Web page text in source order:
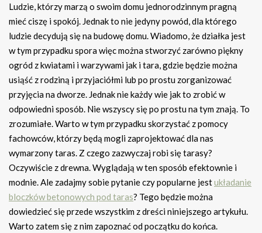
Ludzie, którzy marzą o swoim domu jednorodzinnym pragną
mieć ciszę i spokój. Jednak to nie jedyny powód, dla którego
ludzie decydują się na budowę domu. Wiadomo, że działka jest
w tym przypadku spora więc można stworzyć zarówno piękny
ogród z kwiatami i warzywami jak i tara, gdzie będzie można
usiąść z rodziną i przyjaciółmi lub po prostu zorganizować
przyjęcia na dworze. Jednak nie każdy wie jak to zrobić w
odpowiedni sposób. Nie wszyscy się po prostu na tym znają. To
zrozumiałe. Warto w tym przypadku skorzystać z pomocy
fachowców, którzy będą mogli zaprojektować dla nas
wymarzony taras. Z czego zazwyczaj robi się tarasy?
Oczywiście z drewna. Wyglądają w ten sposób efektownie i
modnie. Ale zadajmy sobie pytanie czy popularne jestukładanie
bloczków betonowych pod taras? Tego będzie można
dowiedzieć się przede wszystkim z dreści niniejszego artykułu.
Warto zatem się z nim zapoznać od początku do końca.